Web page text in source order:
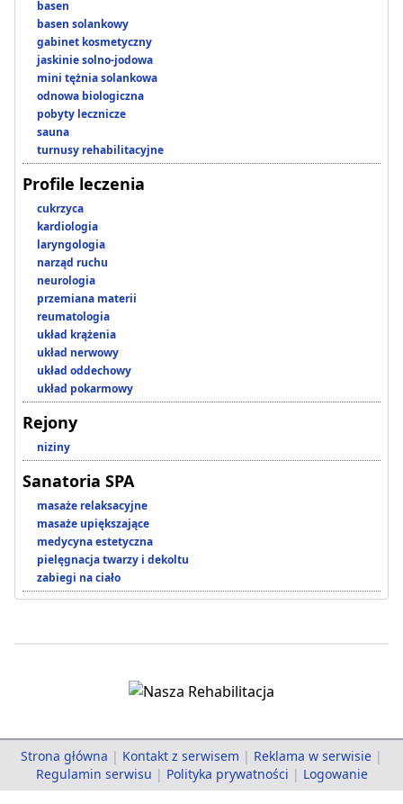
basen
basen solankowy
gabinet kosmetyczny
jaskinie solno-jodowa
mini tężnia solankowa
odnowa biologiczna
pobyty lecznicze
sauna
turnusy rehabilitacyjne
Profile leczenia
cukrzyca
kardiologia
laryngologia
narząd ruchu
neurologia
przemiana materii
reumatologia
układ krążenia
układ nerwowy
układ oddechowy
układ pokarmowy
Rejony
niziny
Sanatoria SPA
masaże relaksacyjne
masaże upiększające
medycyna estetyczna
pielęgnacja twarzy i dekoltu
zabiegi na ciało
Strona główna | Kontakt z serwisem | Reklama w serwisie |
Regulamin serwisu | Polityka prywatności | Logowanie